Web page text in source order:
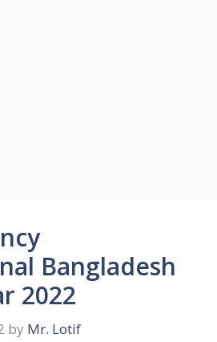
Bangladesh
2022
by Mr. Lotif